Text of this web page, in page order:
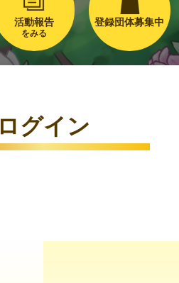
活動報告
をみる
登録団体募集中
ログイン